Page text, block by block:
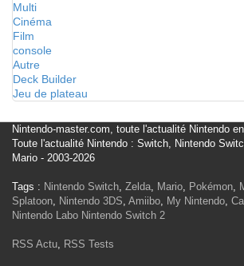
Multi
Cinéma
Film
console
Autre
Deck Builder
Jeu de plateau
Nintendo-master.com, toute l'actualité Nintendo
Toute l'actualité Nintendo : Switch, Nintendo
Mario - 2003-2026
Tags : Nintendo Switch, Zelda, Mario, Pokémon,
Splatoon, Nintendo 3DS, Amiibo, My Nintendo,
Nintendo Labo Nintendo Switch 2
RSS Actu, RSS Tests